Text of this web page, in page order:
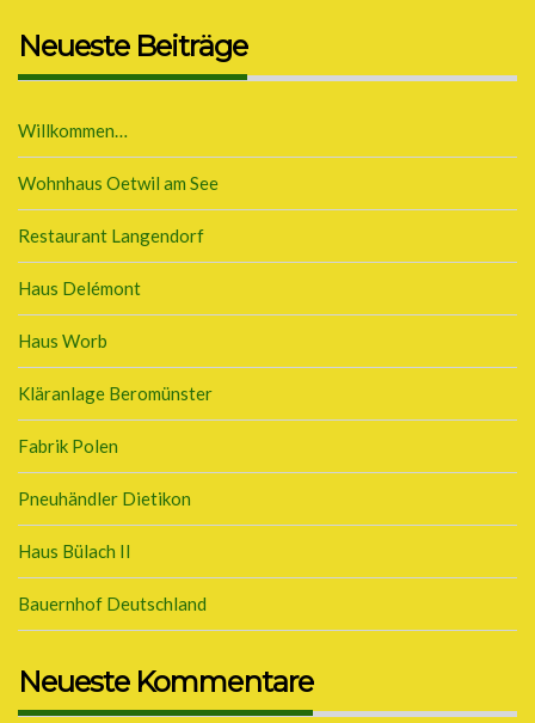
Neueste Beiträge
Willkommen…
Wohnhaus Oetwil am See
Restaurant Langendorf
Haus Delémont
Haus Worb
Kläranlage Beromünster
Fabrik Polen
Pneuhändler Dietikon
Haus Bülach II
Bauernhof Deutschland
Neueste Kommentare